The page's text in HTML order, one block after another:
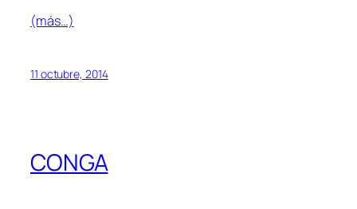
(más…)
11 octubre, 2014
CONGA